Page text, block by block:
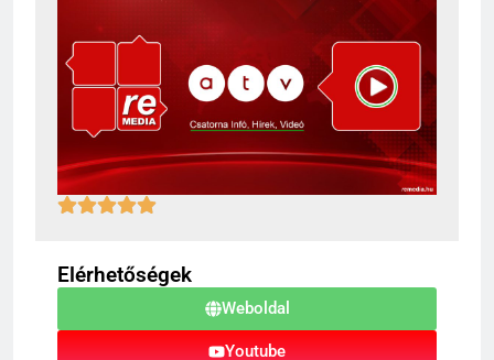
Elérhetőségek
Weboldal
Youtube